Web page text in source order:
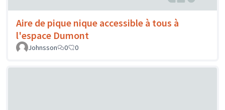
Aire de pique nique accessible à tous à
l'espace Dumont
Johnsson 0 0